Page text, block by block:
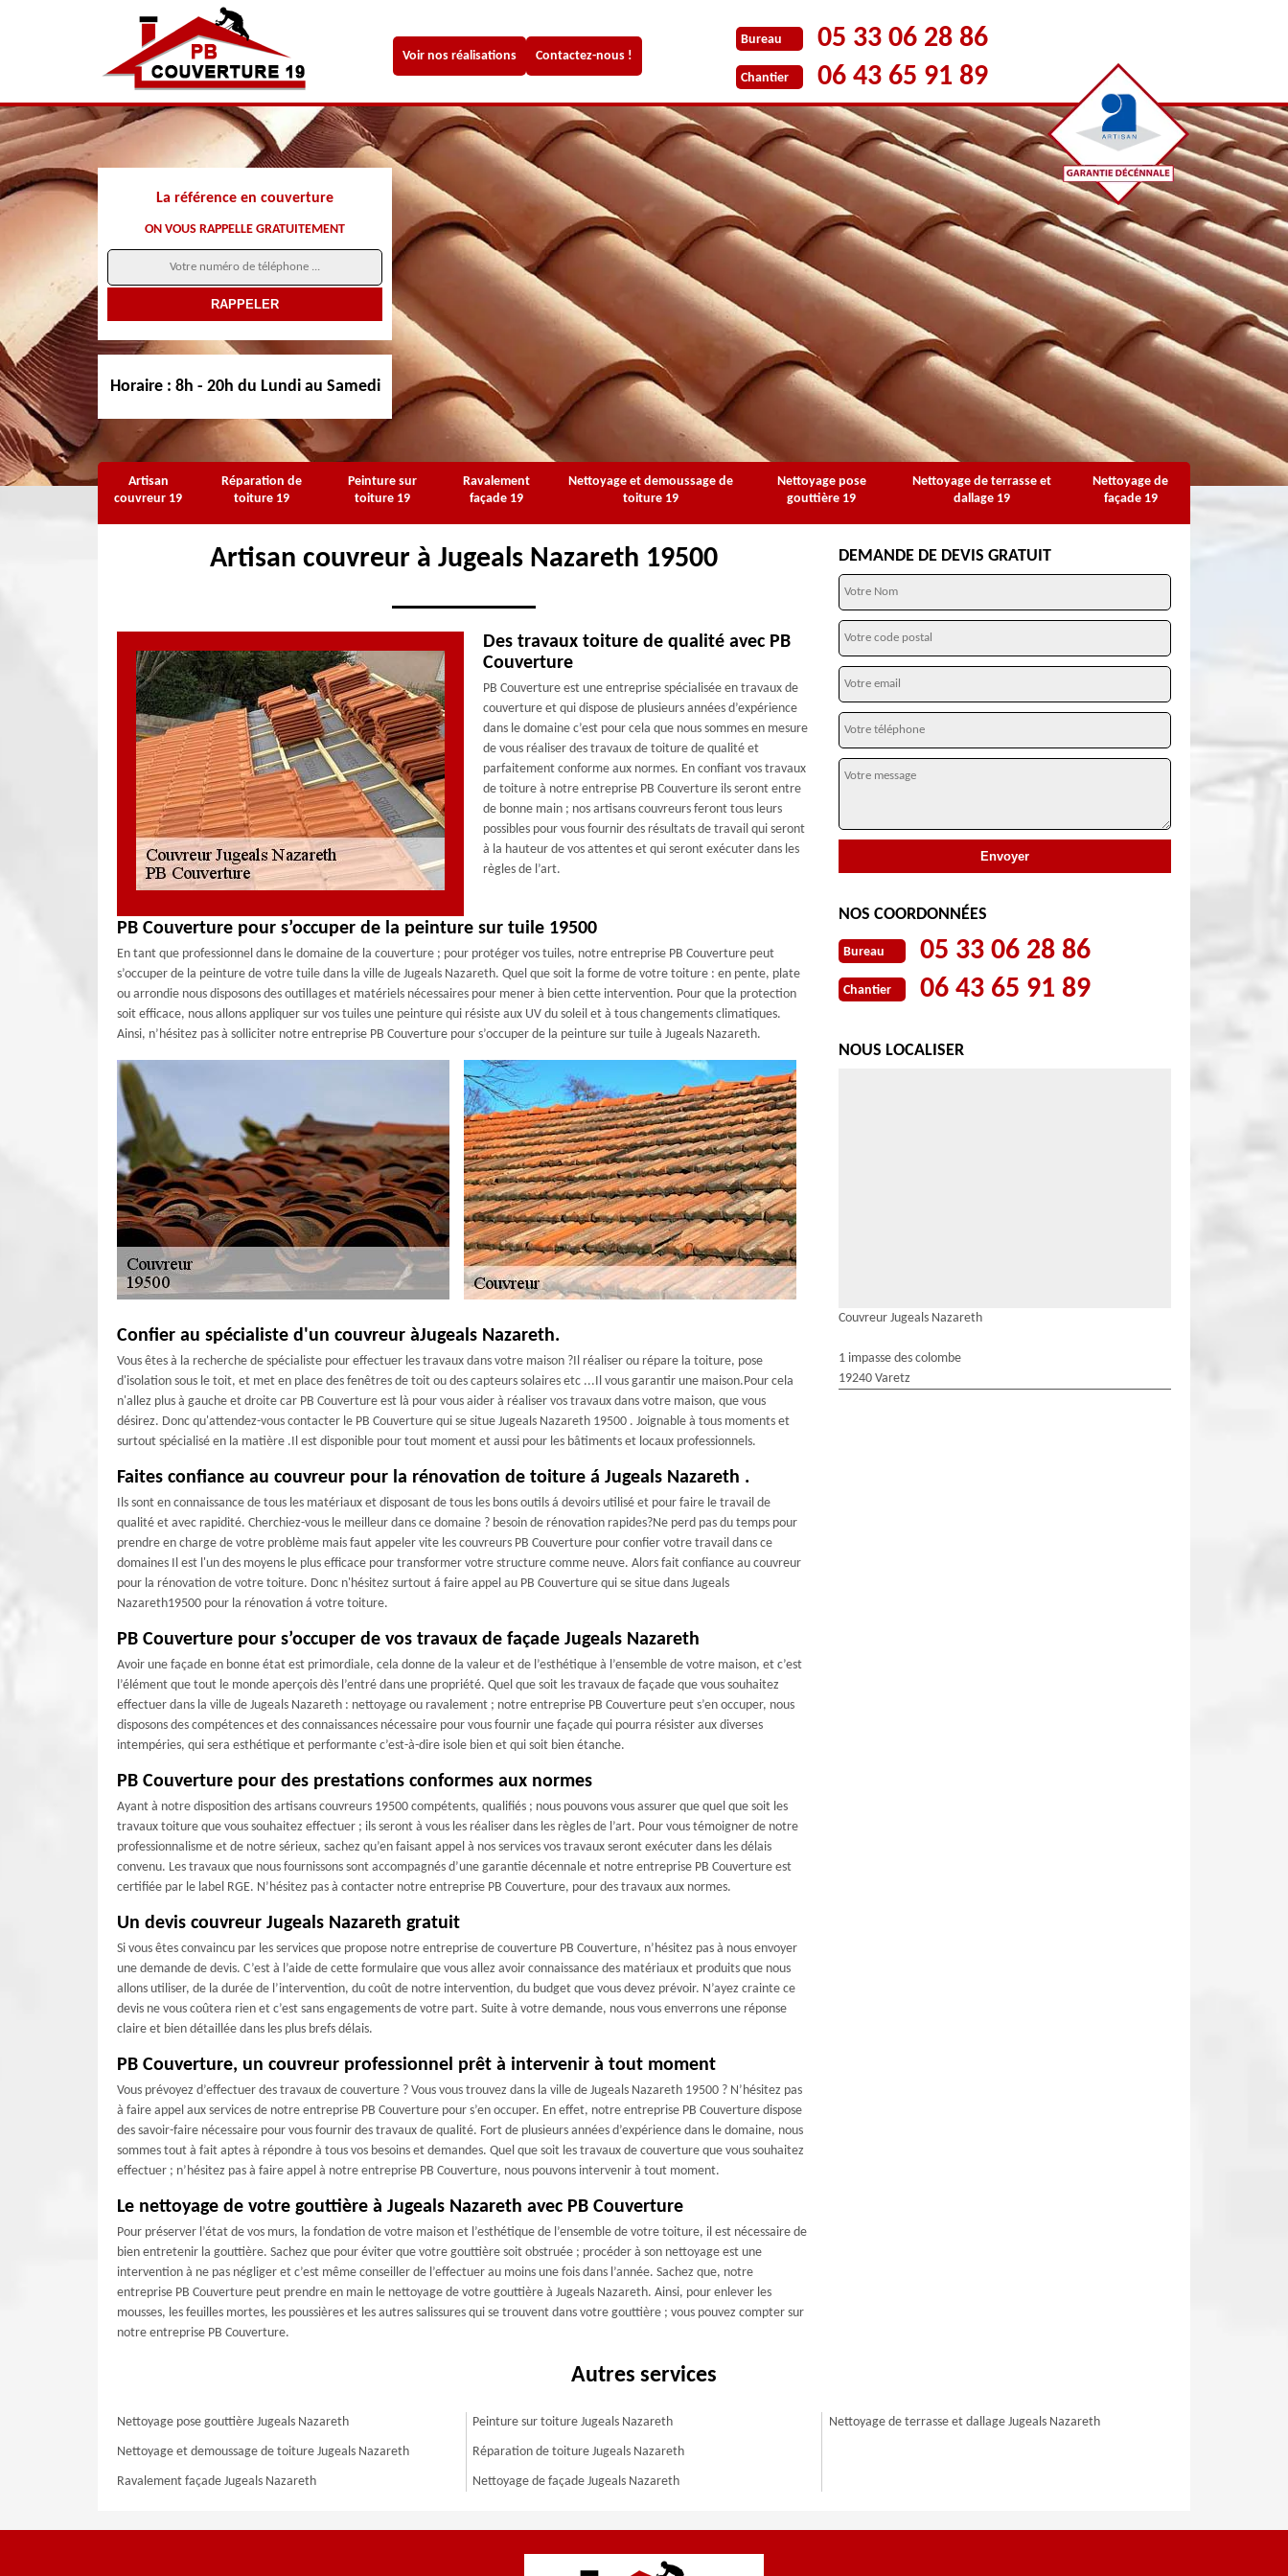
Voir nos réalisations Contactez-nous !
Bureau 05 33 06 28 86
Chantier 06 43 65 91 89
La référence en couverture
ON VOUS RAPPELLE GRATUITEMENT
Horaire : 8h - 20h du Lundi au Samedi
Artisan
couvreur 19
Réparation de
toiture 19
Peinture sur
toiture 19
Ravalement
façade 19
Nettoyage et demoussage de
toiture 19
Nettoyage pose
gouttière 19
Nettoyage de terrasse et
dallage 19
Nettoyage de
façade 19
Artisan couvreur à Jugeals Nazareth 19500
Des travaux toiture de qualité avec PB
Couverture
PB Couverture est une entreprise spécialisée en travaux de
couverture et qui dispose de plusieurs années d’expérience
dans le domaine c’est pour cela que nous sommes en mesure
de vous réaliser des travaux de toiture de qualité et
parfaitement conforme aux normes. En confiant vos travaux
de toiture à notre entreprise PB Couverture ils seront entre
de bonne main ; nos artisans couvreurs feront tous leurs
possibles pour vous fournir des résultats de travail qui seront
à la hauteur de vos attentes et qui seront exécuter dans les
règles de l’art.
PB Couverture pour s’occuper de la peinture sur tuile 19500
En tant que professionnel dans le domaine de la couverture ; pour protéger vos tuiles, notre entreprise PB Couverture peut
s’occuper de la peinture de votre tuile dans la ville de Jugeals Nazareth. Quel que soit la forme de votre toiture : en pente, plate
ou arrondie nous disposons des outillages et matériels nécessaires pour mener à bien cette intervention. Pour que la protection
soit efficace, nous allons appliquer sur vos tuiles une peinture qui résiste aux UV du soleil et à tous changements climatiques.
Ainsi, n’hésitez pas à solliciter notre entreprise PB Couverture pour s’occuper de la peinture sur tuile à Jugeals Nazareth.
Confier au spécialiste d'un couvreur àJugeals Nazareth.
Vous êtes à la recherche de spécialiste pour effectuer les travaux dans votre maison ?Il réaliser ou répare la toiture, pose
d'isolation sous le toit, et met en place des fenêtres de toit ou des capteurs solaires etc ...Il vous garantir une maison.Pour cela
n'allez plus à gauche et droite car PB Couverture est là pour vous aider à réaliser vos travaux dans votre maison, que vous
désirez. Donc qu'attendez-vous contacter le PB Couverture qui se situe Jugeals Nazareth 19500 . Joignable à tous moments et
surtout spécialisé en la matière .Il est disponible pour tout moment et aussi pour les bâtiments et locaux professionnels.
Faites confiance au couvreur pour la rénovation de toiture á Jugeals Nazareth .
Ils sont en connaissance de tous les matériaux et disposant de tous les bons outils á devoirs utilisé et pour faire le travail de
qualité et avec rapidité. Cherchiez-vous le meilleur dans ce domaine ? besoin de rénovation rapides?Ne perd pas du temps pour
prendre en charge de votre problème mais faut appeler vite les couvreurs PB Couverture pour confier votre travail dans ce
domaines Il est l'un des moyens le plus efficace pour transformer votre structure comme neuve. Alors fait confiance au couvreur
pour la rénovation de votre toiture. Donc n'hésitez surtout á faire appel au PB Couverture qui se situe dans Jugeals
Nazareth19500 pour la rénovation á votre toiture.
PB Couverture pour s’occuper de vos travaux de façade Jugeals Nazareth
Avoir une façade en bonne état est primordiale, cela donne de la valeur et de l’esthétique à l’ensemble de votre maison, et c’est
l’élément que tout le monde aperçois dès l’entré dans une propriété. Quel que soit les travaux de façade que vous souhaitez
effectuer dans la ville de Jugeals Nazareth : nettoyage ou ravalement ; notre entreprise PB Couverture peut s’en occuper, nous
disposons des compétences et des connaissances nécessaire pour vous fournir une façade qui pourra résister aux diverses
intempéries, qui sera esthétique et performante c’est-à-dire isole bien et qui soit bien étanche.
PB Couverture pour des prestations conformes aux normes
Ayant à notre disposition des artisans couvreurs 19500 compétents, qualifiés ; nous pouvons vous assurer que quel que soit les
travaux toiture que vous souhaitez effectuer ; ils seront à vous les réaliser dans les règles de l’art. Pour vous témoigner de notre
professionnalisme et de notre sérieux, sachez qu’en faisant appel à nos services vos travaux seront exécuter dans les délais
convenu. Les travaux que nous fournissons sont accompagnés d’une garantie décennale et notre entreprise PB Couverture est
certifiée par le label RGE. N’hésitez pas à contacter notre entreprise PB Couverture, pour des travaux aux normes.
Un devis couvreur Jugeals Nazareth gratuit
Si vous êtes convaincu par les services que propose notre entreprise de couverture PB Couverture, n’hésitez pas à nous envoyer
une demande de devis. C’est à l’aide de cette formulaire que vous allez avoir connaissance des matériaux et produits que nous
allons utiliser, de la durée de l’intervention, du coût de notre intervention, du budget que vous devez prévoir. N’ayez crainte ce
devis ne vous coûtera rien et c’est sans engagements de votre part. Suite à votre demande, nous vous enverrons une réponse
claire et bien détaillée dans les plus brefs délais.
PB Couverture, un couvreur professionnel prêt à intervenir à tout moment
Vous prévoyez d’effectuer des travaux de couverture ? Vous vous trouvez dans la ville de Jugeals Nazareth 19500 ? N’hésitez pas
à faire appel aux services de notre entreprise PB Couverture pour s’en occuper. En effet, notre entreprise PB Couverture dispose
des savoir-faire nécessaire pour vous fournir des travaux de qualité. Fort de plusieurs années d’expérience dans le domaine, nous
sommes tout à fait aptes à répondre à tous vos besoins et demandes. Quel que soit les travaux de couverture que vous souhaitez
effectuer ; n’hésitez pas à faire appel à notre entreprise PB Couverture, nous pouvons intervenir à tout moment.
Le nettoyage de votre gouttière à Jugeals Nazareth avec PB Couverture
Pour préserver l’état de vos murs, la fondation de votre maison et l’esthétique de l’ensemble de votre toiture, il est nécessaire de
bien entretenir la gouttière. Sachez que pour éviter que votre gouttière soit obstruée ; procéder à son nettoyage est une
intervention à ne pas négliger et c’est même conseiller de l’effectuer au moins une fois dans l’année. Sachez que, notre
entreprise PB Couverture peut prendre en main le nettoyage de votre gouttière à Jugeals Nazareth. Ainsi, pour enlever les
mousses, les feuilles mortes, les poussières et les autres salissures qui se trouvent dans votre gouttière ; vous pouvez compter sur
notre entreprise PB Couverture.
DEMANDE DE DEVIS GRATUIT
NOS COORDONNÉES
Bureau 05 33 06 28 86
Chantier 06 43 65 91 89
NOUS LOCALISER
Couvreur Jugeals Nazareth
1 impasse des colombe
19240 Varetz
Autres services
Nettoyage pose gouttière Jugeals Nazareth
Nettoyage et demoussage de toiture Jugeals Nazareth
Ravalement façade Jugeals Nazareth
Peinture sur toiture Jugeals Nazareth
Réparation de toiture Jugeals Nazareth
Nettoyage de façade Jugeals Nazareth
Nettoyage de terrasse et dallage Jugeals Nazareth